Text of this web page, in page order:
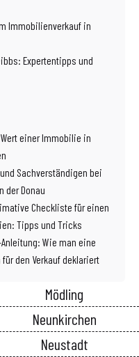
Immobilienverkauf in
Expertentipps und
einer Immobilie in
Sachverständigen bei
der Donau
Checkliste für einen
Tipps und Tricks
Wie man eine
den Verkauf deklariert
Mödling
Neunkirchen
Neustadt